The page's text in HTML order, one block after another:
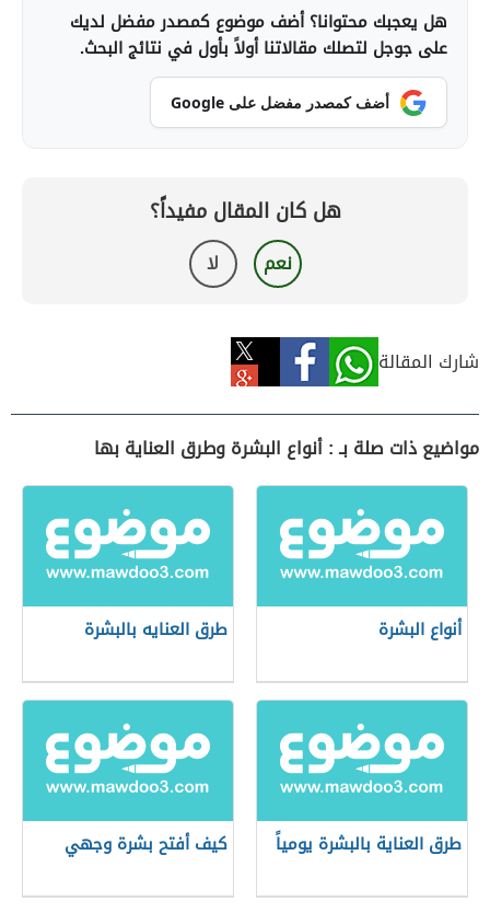
هل يعجبك محتوانا؟ أضف موضوع كمصدر مفضل لديك
على جوجل لتصلك مقالاتنا أولاً بأول في نتائج البحث.
أضف كمصدر مفضل على Google
هل كان المقال مفيداً؟
نعم لا
شارك المقالة
مواضيع ذات صلة بـ : أنواع البشرة وطرق العناية بها
أنواع البشرة طرق العنايه بالبشرة
طرق العناية بالبشرة يومياً كيف أفتح بشرة وجهي